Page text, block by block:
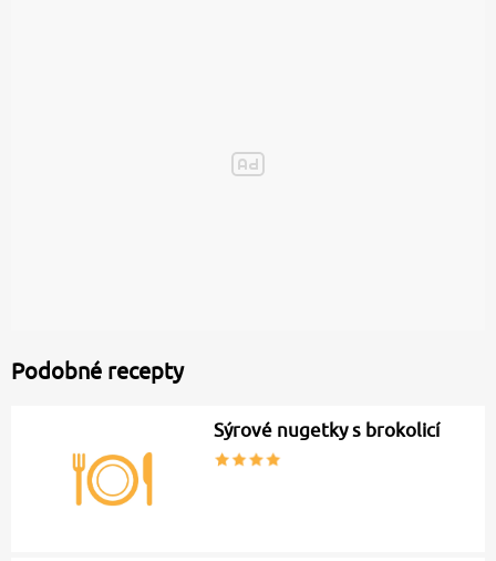
Podobné recepty
Sýrové nugetky s brokolicí